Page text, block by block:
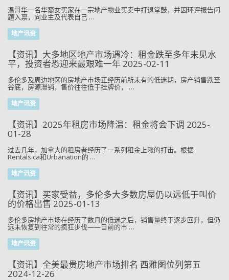
温哥华一名华裔女买家在一宗地产物业买卖中打退堂鼓，并因环评报告问
题入禀，向业主及代表自己 …
地产讯资
【资讯】大多地区地产市场遇冷：租金跌至多年未见水
平，投资者恐迎来最艰难一年 2025-02-11
多伦多及周边地区的房地产市场正经历前所未有的低迷期，房产销售跌至
谷底，房源滞销，售价往往低于挂牌价， …
地产讯资
【资讯】2025年租房市场降温：租金将会下调 2025-
01-28
过去几年，加拿大的租房者经历了一系列租金上涨的打击。根据
Rentals.ca和Urbanation的 …
地产讯资
【资讯】买家受益，多伦多大多数房屋仍以远低于叫价
的价格出售 2025-01-13
多伦多房地产市场在经历了数月的低迷之后，销售量终于逐步回升，但仍
远未恢复到往常的疯狂步伐——目前的市 …
地产讯资
【资讯】全美最贵房地产市场排名 西雅图位列第五
2024-12-26